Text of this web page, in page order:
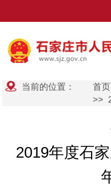
当前的位置： 首页
>>
2019年度石